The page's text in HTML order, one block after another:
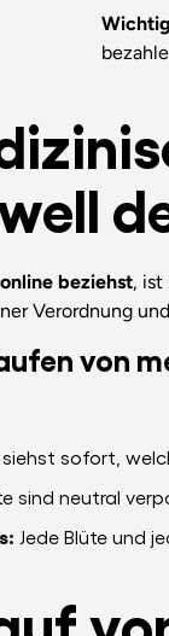
beziehst, ist
Verordnung
von
siehst sofort,
sind neutral
Jede Blüte und